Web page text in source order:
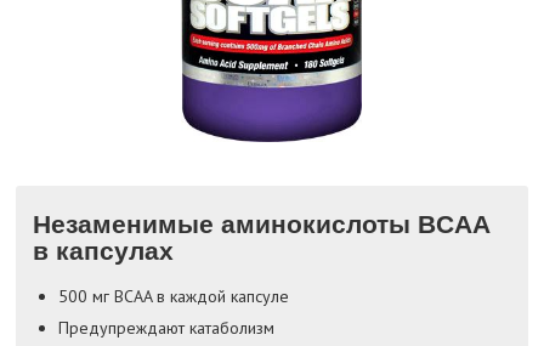
Незаменимые аминокислоты BCAA
в капсулах
500 мг BCAA в каждой капсуле
Предупреждают катаболизм